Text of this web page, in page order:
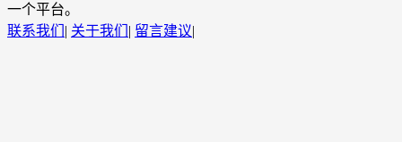
一个平台。
联系我们 | 关于我们 | 留言建议|